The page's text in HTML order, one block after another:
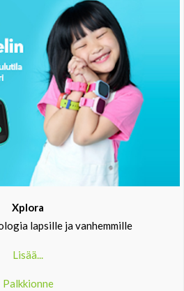
Xplora
lapsille ja vanhemmille
Lisää...
Palkkionne